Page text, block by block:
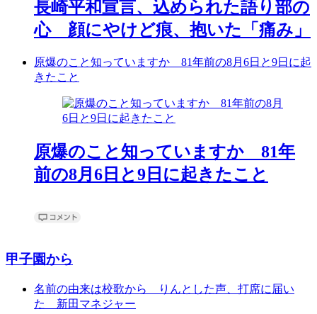
長崎平和宣言、込められた語り部の
心 顔にやけど痕、抱いた「痛み」
原爆のこと知っていますか 81年前の8月6日と9日に起
きたこと
原爆のこと知っていますか 81年
前の8月6日と9日に起きたこと
甲子園から
名前の由来は校歌から りんとした声、打席に届い
た 新田マネジャー